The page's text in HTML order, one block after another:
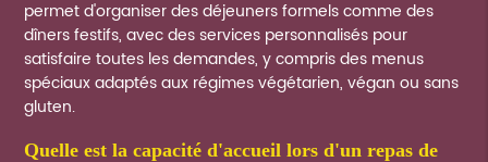
permet d'organiser des déjeuners formels comme des
dîners festifs, avec des services personnalisés pour
satisfaire toutes les demandes, y compris des menus
spéciaux adaptés aux régimes végétarien, végan ou sans
gluten.
quelle est la capacité d'accueil lors d'un repas de